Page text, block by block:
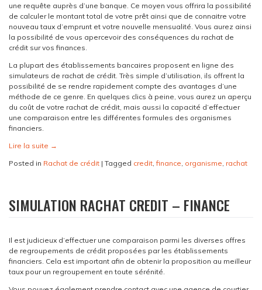
une requête auprès d’une banque. Ce moyen vous offrira la possibilité
de calculer le montant total de votre prêt ainsi que de connaitre votre
nouveau taux d’emprunt et votre nouvelle mensualité. Vous aurez ainsi
la possibilité de vous apercevoir des conséquences du rachat de
crédit sur vos finances.
La plupart des établissements bancaires proposent en ligne des
simulateurs de rachat de crédit. Très simple d’utilisation, ils offrent la
possibilité de se rendre rapidement compte des avantages d’une
méthode de ce genre. En quelques clics à peine, vous aurez un aperçu
du coût de votre rachat de crédit, mais aussi la capacité d’effectuer
une comparaison entre les différentes formules des organismes
financiers.
Lire la suite →
Posted in Rachat de crédit | Tagged credit ,finance organisme rachat
SIMULATION RACHAT CREDIT – FINANCE
Il est judicieux d’effectuer une comparaison parmi les diverses offres
de regroupements de crédit proposées par les établissements
financiers. Cela est important afin de obtenir la proposition au meilleur
taux pour un regroupement en toute sérénité.